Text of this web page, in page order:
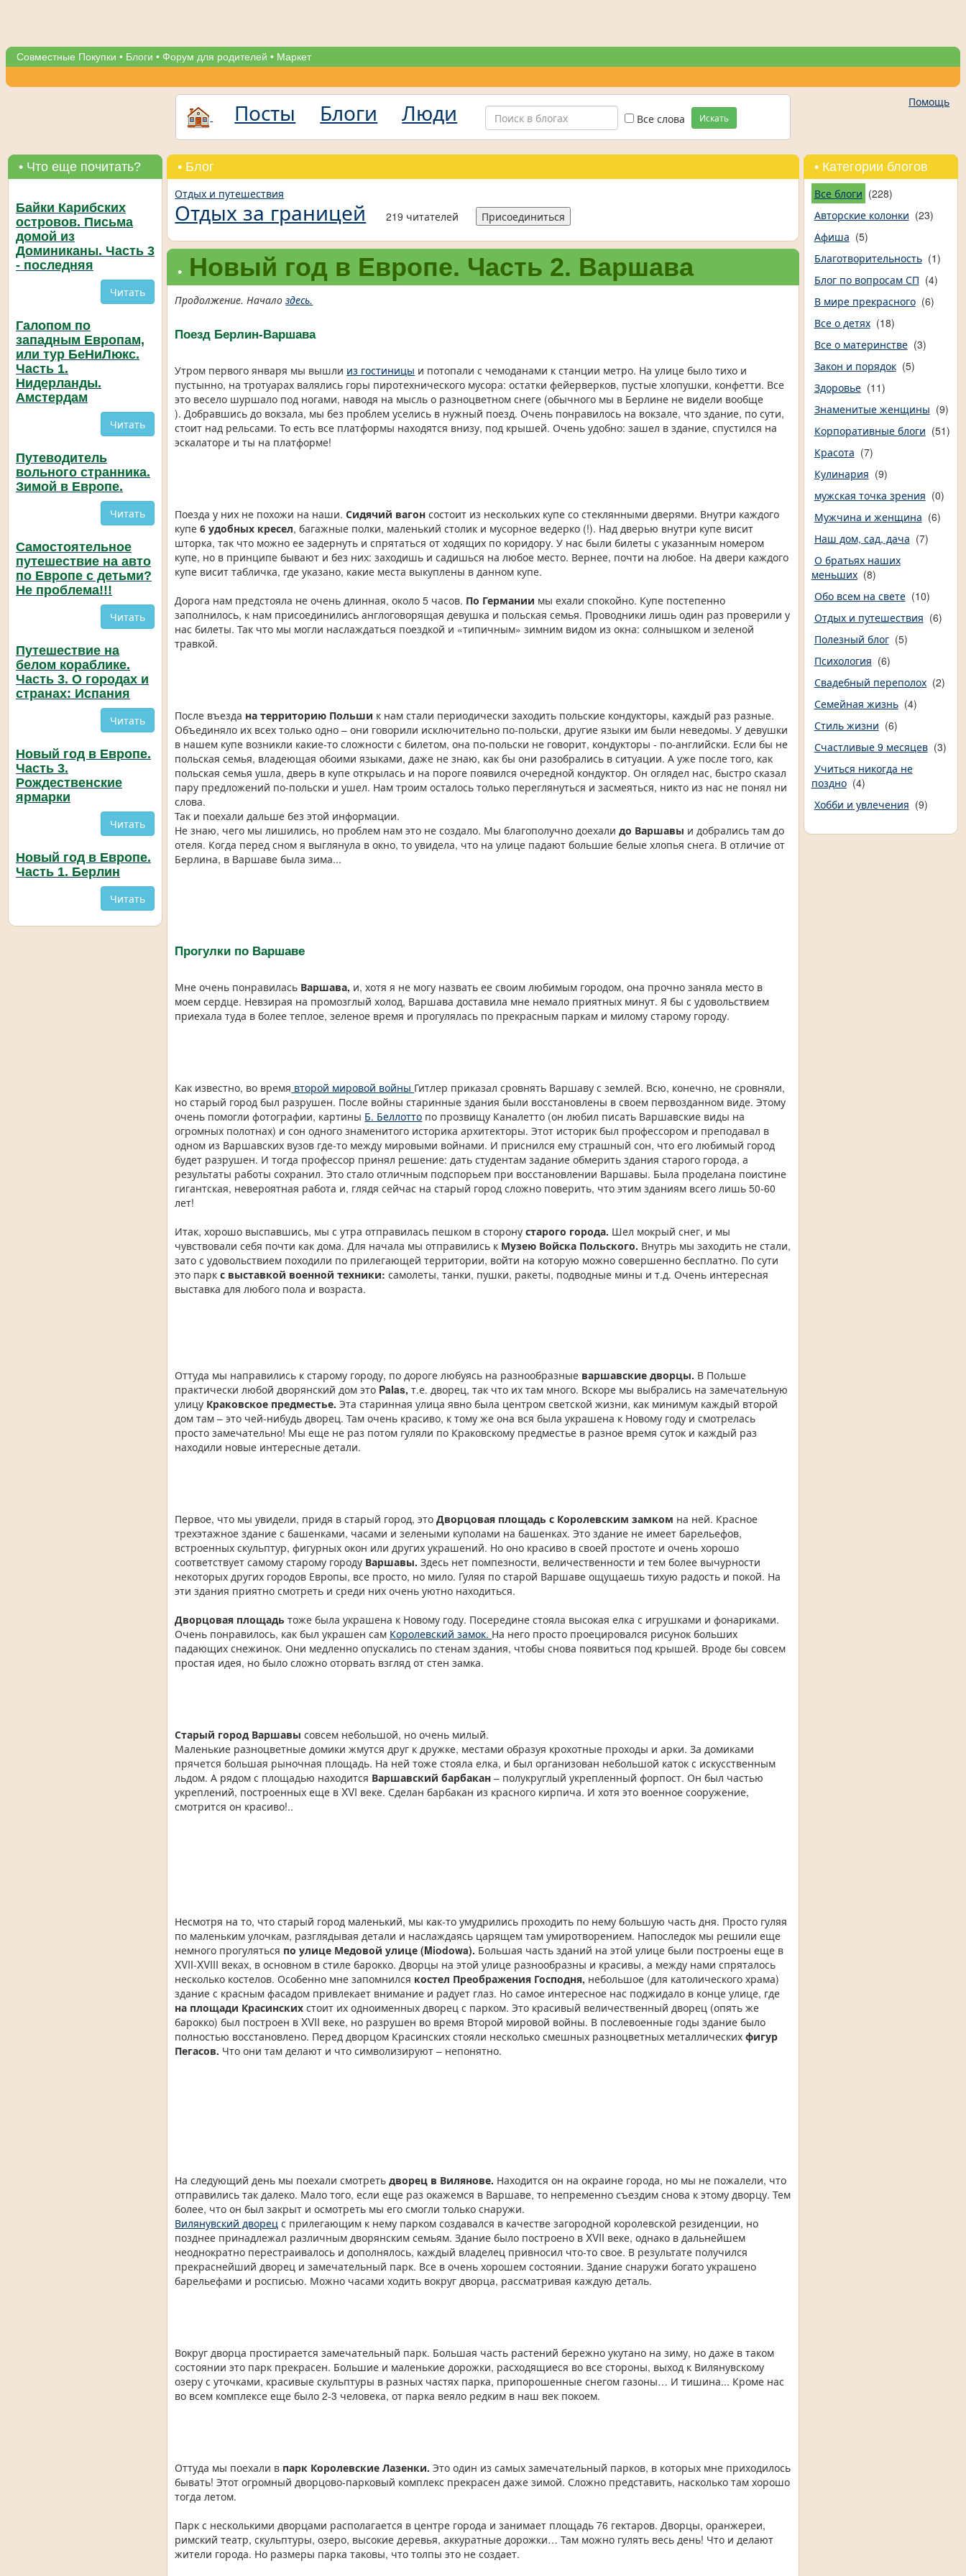
Совместные Покупки • Блоги • Форум для родителей • Маркет
Посты Блоги Люди Все слова Искать
Помощь
• Блог
Отдых и путешествия
Отдых за границей 219 читателей Присоединиться
• Новый год в Европе. Часть 2. Варшава
Продолжение. Началоздесь.
Поезд Берлин-Варшава
Утром первого января мы вышли из гостиницы и потопали с чемоданами к станции метро. На улице было тихо и
пустынно, на тротуарах валялись горы пиротехнического мусора: остатки фейерверков, пустые хлопушки, конфетти. Все
это весело шуршало под ногами, наводя на мысль о разноцветном снеге (обычного мы в Берлине не видели вообще
). Добравшись до вокзала, мы без проблем уселись в нужный поезд. Очень понравилось на вокзале, что здание, по сути,
стоит над рельсами. То есть все платформы находятся внизу, под крышей. Очень удобно: зашел в здание, спустился на
эскалаторе и ты на платформе!
Поезда у них не похожи на наши.Сидячий вагон состоит из нескольких купе со стеклянными дверями. Внутри каждого
купе6 удобных кресел, багажные полки, маленький столик и мусорное ведерко (!). Над дверью внутри купе висит
шторка, так что можно ее задернуть и спрятаться от ходящих по коридору. У нас были билеты с указанным номером
купе, но в принципе бывают и без них: заходишь и садишься на любое место. Вернее, почти на любое. На двери каждого
купе висит табличка, где указано, какие места выкуплены в данном купе.
Дорога нам предстояла не очень длинная, около 5 часов. По Германии мы ехали спокойно. Купе постепенно
заполнилось, к нам присоединились англоговорящая девушка и польская семья. Проводники лишь один раз проверили у
нас билеты. Так что мы могли наслаждаться поездкой и «типичным» зимним видом из окна: солнышком и зеленой
травкой.
После въезда на территорию Польши к нам стали периодически заходить польские кондукторы, каждый раз разные.
Объединяло их всех только одно – они говорили исключительно по-польски, другие языки им были неведомы. У девушки
в нашем купе возникли какие-то сложности с билетом, она по-польски не говорит, кондукторы - по-английски. Если бы не
польская семья, владеющая обоими языками, даже не знаю, как бы они разобрались в ситуации. А уже после того, как
польская семья ушла, дверь в купе открылась и на пороге появился очередной кондуктор. Он оглядел нас, быстро сказал
пару предложений по-польски и ушел. Нам троим осталось только переглянуться и засмеяться, никто из нас не понял ни
слова.
Так и поехали дальше без этой информации.
Не знаю, чего мы лишились, но проблем нам это не создало. Мы благополучно доехалидо Варшавы и добрались там до
отеля. Когда перед сном я выглянула в окно, то увидела, что на улице падают большие белые хлопья снега. В отличие от
Берлина, в Варшаве была зима...
Прогулки по Варшаве
Мне очень понравилась Варшава, и, хотя я не могу назвать ее своим любимым городом, она прочно заняла место в
моем сердце. Невзирая на промозглый холод, Варшава доставила мне немало приятных минут. Я бы с удовольствием
приехала туда в более теплое, зеленое время и прогулялась по прекрасным паркам и милому старому городу.
Как известно, во время второй мировой войны Гитлер приказал сровнять Варшаву с землей. Всю, конечно, не сровняли,
но старый город был разрушен. После войны старинные здания были восстановлены в своем первозданном виде. Этому
очень помогли фотографии, картины Б. Беллотто по прозвищу Каналетто (он любил писать Варшавские виды на
огромных полотнах) и сон одного знаменитого историка архитекторы. Этот историк был профессором и преподавал в
одном из Варшавских вузов где-то между мировыми войнами. И приснился ему страшный сон, что его любимый город
будет разрушен. И тогда профессор принял решение: дать студентам задание обмерить здания старого города, а
результаты работы сохранил. Это стало отличным подспорьем при восстановлении Варшавы. Была проделана поистине
гигантская, невероятная работа и, глядя сейчас на старый город сложно поверить, что этим зданиям всего лишь 50-60
лет!
Итак, хорошо выспавшись, мы с утра отправилась пешком в сторону старого города. Шел мокрый снег, и мы
чувствовали себя почти как дома. Для начала мы отправились к Музею Войска Польского. Внутрь мы заходить не стали,
зато с удовольствием походили по прилегающей территории, войти на которую можно совершенно бесплатно. По сути
это паркс выставкой военной техники:самолеты, танки, пушки, ракеты, подводные мины и т.д. Очень интересная
выставка для любого пола и возраста.
Оттуда мы направились к старому городу, по дороге любуясь на разнообразные варшавские дворцы. В Польше
практически любой дворянский дом это Palas, т.е. дворец, так что их там много. Вскоре мы выбрались на замечательную
улицу Краковское предместье. Эта старинная улица явно была центром светской жизни, как минимум каждый второй
дом там – это чей-нибудь дворец. Там очень красиво, к тому же она вся была украшена к Новому году и смотрелась
просто замечательно! Мы еще не раз потом гуляли по Краковскому предместье в разное время суток и каждый раз
находили новые интересные детали.
Первое, что мы увидели, придя в старый город, этоДворцовая площадь с Королевским замком на ней. Красное
трехэтажное здание с башенками, часами и зелеными куполами на башенках. Это здание не имеет барельефов,
встроенных скульптур, фигурных окон или других украшений. Но оно красиво в своей простоте и очень хорошо
соответствует самому старому городу Варшавы.Здесь нет помпезности, величественности и тем более вычурности
некоторых других городов Европы, все просто, но мило. Гуляя по старой Варшаве ощущаешь тихую радость и покой. На
эти здания приятно смотреть и среди них очень уютно находиться.
Дворцовая площадь тоже была украшена к Новому году. Посередине стояла высокая елка с игрушками и фонариками.
Очень понравилось, как был украшен сам Королевский замок. На него просто проецировался рисунок больших
падающих снежинок. Они медленно опускались по стенам здания, чтобы снова появиться под крышей. Вроде бы совсем
простая идея, но было сложно оторвать взгляд от стен замка.
Старый город Варшавы совсем небольшой, но очень милый.
Маленькие разноцветные домики жмутся друг к дружке, местами образуя крохотные проходы и арки. За домиками
прячется большая рыночная площадь. На ней тоже стояла елка, и был организован небольшой каток с искусственным
льдом. А рядом с площадью находится Варшавский барбакан– полукруглый укрепленный форпост. Он был частью
укреплений, построенных еще в XVI веке. Сделан барбакан из красного кирпича. И хотя это военное сооружение,
смотрится он красиво!..
Несмотря на то, что старый город маленький, мы как-то умудрились проходить по нему большую часть дня. Просто гуляя
по маленьким улочкам, разглядывая детали и наслаждаясь царящем там умиротворением. Напоследок мы решили еще
немного прогуляться по улице Медовой улице (Miodowa). Большая часть зданий на этой улице были построены еще в
XVII-XVIII веках, в основном в стиле барокко. Дворцы на этой улице разнообразны и красивы, а между нами спряталось
несколько костелов. Особенно мне запомнился костел Преображения Господня, небольшое (для католического храма)
здание с красным фасадом привлекает внимание и радует глаз. Но самое интересное нас поджидало в конце улице, где
на площади Красинских стоит их одноименных дворец с парком. Это красивый величественный дворец (опять же
барокко) был построен в XVII веке, но разрушен во время Второй мировой войны. В послевоенные годы здание было
полностью восстановлено. Перед дворцом Красинских стояли несколько смешных разноцветных металлических фигур
Пегасов. Что они там делают и что символизируют – непонятно.
На следующий день мы поехали смотретьдворец в Вилянове. Находится он на окраине города, но мы не пожалели, что
отправились так далеко. Мало того, если еще раз окажемся в Варшаве, то непременно съездим снова к этому дворцу. Тем
более, что он был закрыт и осмотреть мы его смогли только снаружи.
Вилянувский дворец с прилегающим к нему парком создавался в качестве загородной королевской резиденции, но
позднее принадлежал различным дворянским семьям. Здание было построено в XVII веке, однако в дальнейшем
неоднократно перестраивалось и дополнялось, каждый владелец привносил что-то свое. В результате получился
прекраснейший дворец и замечательный парк. Все в очень хорошем состоянии. Здание снаружи богато украшено
барельефами и росписью. Можно часами ходить вокруг дворца, рассматривая каждую деталь.
Вокруг дворца простирается замечательный парк. Большая часть растений бережно укутано на зиму, но даже в таком
состоянии это парк прекрасен. Большие и маленькие дорожки, расходящиеся во все стороны, выход к Вилянувскому
озеру с уточками, красивые скульптуры в разных частях парка, припорошенные снегом газоны… И тишина... Кроме нас
во всем комплексе еще было 2-3 человека, от парка веяло редким в наш век покоем.
Оттуда мы поехали в парк Королевские Лазенки.Это один из самых замечательный парков, в которых мне приходилось
бывать! Этот огромный дворцово-парковый комплекс прекрасен даже зимой. Сложно представить, насколько там хорошо
тогда летом.
Парк с несколькими дворцами располагается в центре города и занимает площадь 76 гектаров. Дворцы, оранжереи,
римский театр, скульптуры, озеро, высокие деревья, аккуратные дорожки… Там можно гулять весь день! Что и делают
жители города. Но размеры парка таковы, что толпы это не создает.
• Что еще почитать?
Байки Карибских
островов. Письма
домой из
Доминиканы. Часть 3
- последняя
Читать
Галопом по
западным Европам,
или тур БеНиЛюкс.
Часть 1.
Нидерланды.
Амстердам
Читать
Путеводитель
вольного странника.
Зимой в Европе.
Читать
Самостоятельное
путешествие на авто
по Европе с детьми?
Не проблема!!!
Читать
Путешествие на
белом кораблике.
Часть 3. О городах и
странах: Испания
Читать
Новый год в Европе.
Часть 3.
Рождественские
ярмарки
Читать
Новый год в Европе.
Часть 1. Берлин
Читать
• Категории блогов
Все блоги (228)
Авторские колонки (23)
Афиша (5)
Благотворительность (1)
Блог по вопросам СП (4)
В мире прекрасного (6)
Все о детях (18)
Все о материнстве (3)
Закон и порядок (5)
Здоровье (11)
Знаменитые женщины (9)
Корпоративные блоги (51)
Красота (7)
Кулинария (9)
мужская точка зрения (0)
Мужчина и женщина (6)
Наш дом, сад, дача (7)
О братьях наших
меньших (8)
Обо всем на свете (10)
Отдых и путешествия (6)
Полезный блог (5)
Психология (6)
Свадебный переполох (2)
Семейная жизнь (4)
Стиль жизни (6)
Счастливые 9 месяцев (3)
Учиться никогда не
поздно (4)
Хобби и увлечения (9)